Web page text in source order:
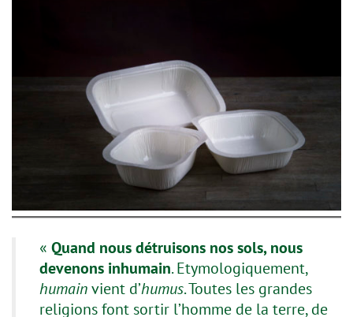
« Quand nous détruisons nos sols, nous
devenons inhumain. Etymologiquement,
humainvient d’humus. Toutes les grandes
religions font sortir l’homme de la terre, de